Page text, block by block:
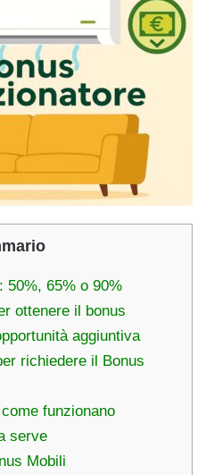
50%, 65% o 90%
ottenere il bonus
aggiuntiva
richiedere il Bonus
funzionano
serve
Mobili